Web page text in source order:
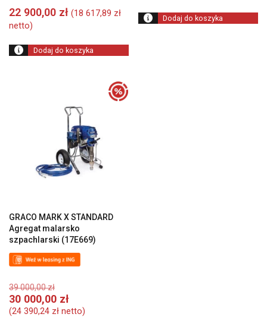
22 900,00 zł (18 617,89 zł
netto)
Dodaj do koszyka
Dodaj do koszyka
GRACO MARK X STANDARD
Agregat malarsko
szpachlarski (17E669)
39 000,00złPierwotna
cena
wynosiła:
30 000,00 zł
(24 390,24 zł netto)